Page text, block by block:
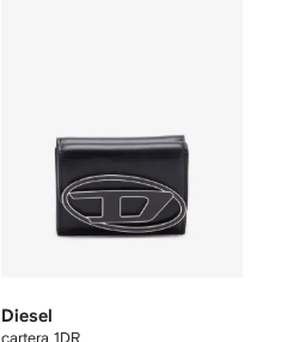
Diesel
cartera 1DR